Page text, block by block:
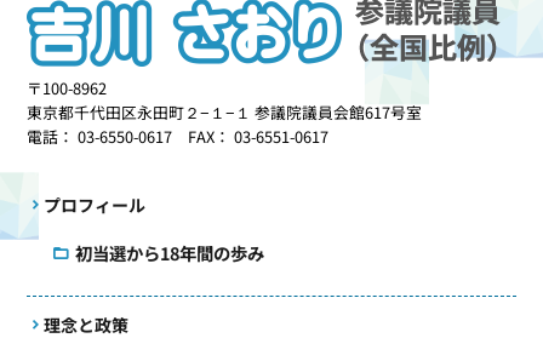
〒100-8962
東京都千代田区永田町２−１−１ 参議院議員会館617号室
電話： 03-6550-0617 FAX： 03-6551-0617
プロフィール
初当選から18年間の歩み
理念と政策